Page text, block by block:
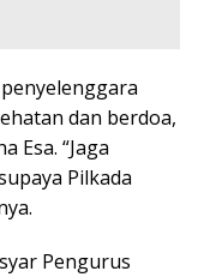
dan berdoa,
Esa. “Jaga
Pilkada
Pengurus